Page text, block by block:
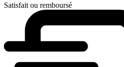
Satisfait ou remboursé